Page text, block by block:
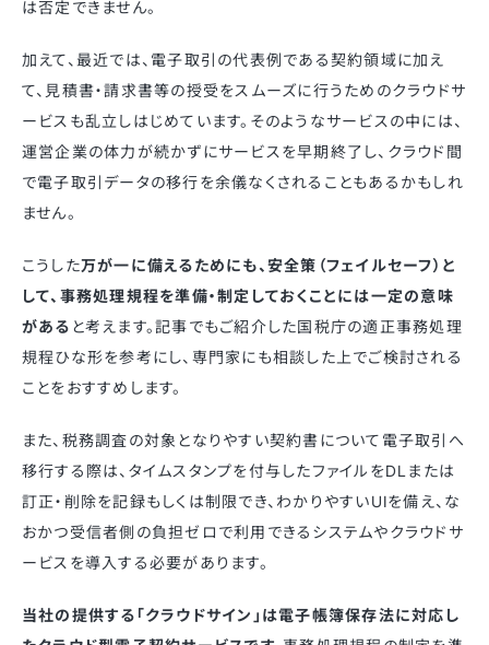
は否定できません。
加えて、最近では、電子取引の代表例である契約領域に加え
て、見積書・請求書等の授受をスムーズに行うためのクラウドサ
ービスも乱立しはじめています。そのようなサービスの中には、
運営企業の体力が続かずにサービスを早期終了し、クラウド間
で電子取引データの移行を余儀なくされることもあるかもしれ
ません。
こうした万が一に備えるためにも、安全策（フェイルセーフ）と
して、事務処理規程を準備・制定しておくことには一定の意味
がある と考えます。記事でもご紹介した国税庁の適正事務処理
規程ひな形を参考にし、専門家にも相談した上でご検討される
ことをおすすめします。
また、税務調査の対象となりやすい契約書について電子取引へ
移行する際は、タイムスタンプを付与したファイルをDLまたは
訂正・削除を記録もしくは制限でき、わかりやすいUIを備え、な
おかつ受信者側の負担ゼロで利用できるシステムやクラウドサ
ービスを導入する必要があります。
当社の提供する「クラウドサイン」は電子帳簿保存法に対応し